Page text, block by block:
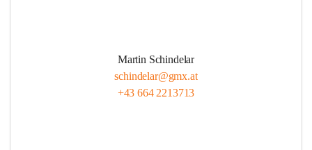
Martin Schindelar
schindelar@gmx.at
+43 664 2213713